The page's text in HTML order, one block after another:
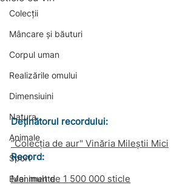
Colecții
Mâncare și băuturi
Corpul uman
Realizările omului
Dimensiuini
Natura
Animale
Sport
Evenimente
Deținătorul recordului:
”Colecția de aur" Vinăria Mileștii Mici
Record:
Mai mult de 1 500 000 sticle